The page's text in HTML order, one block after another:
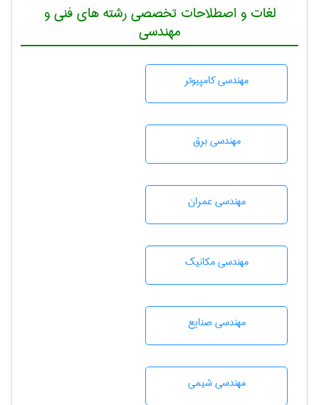
لغات و اصطلاحات تخصصی رشته های فنی و
مهندسی
مهندسی كامپيوتر
مهندسی برق
مهندسی عمران
مهندسی مکانیک
مهندسی صنايع
مهندسي شيمی